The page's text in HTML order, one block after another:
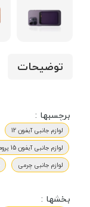
توضیحات
برچسبها :
لوازم جانبی آیفون 12
لوازم جانبی آیفون 15 پرومکس
لوازم جانبی چرمی
بخشها :